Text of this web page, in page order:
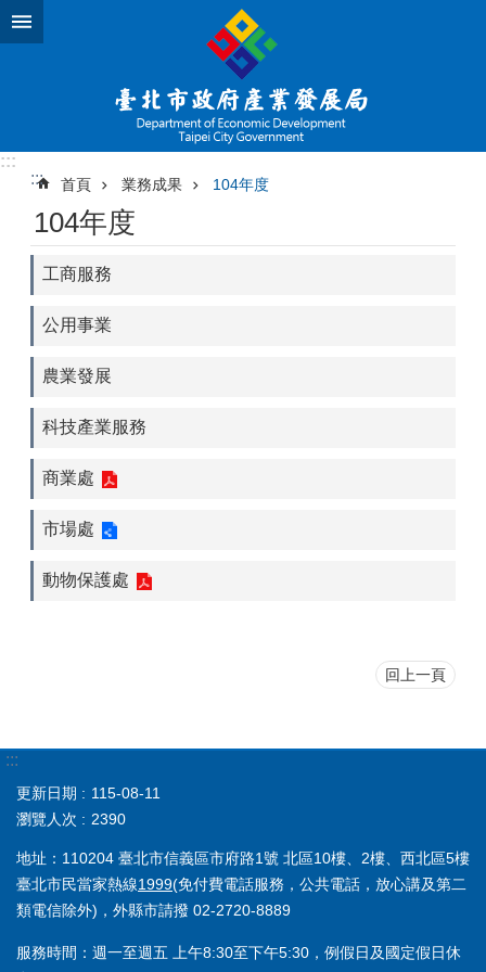
跳到主要內容區塊
:::
:::
首頁 業務成果 104年度
104年度
工商服務
公用事業
農業發展
科技產業服務
商業處
市場處
動物保護處
回上一頁
:::
更新日期
115-08-11
瀏覽人次
2390
地址：110204 臺北市信義區市府路1號 北區10樓、2樓、西北區5樓
臺北市民當家熱線1999(免付費電話服務，公共電話，放心講及第二
類電信除外)，外縣市請撥 02-2720-8889
服務時間：週一至週五 上午8:30至下午5:30，例假日及國定假日休